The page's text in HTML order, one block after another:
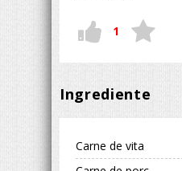
1
Ingrediente
Carne de vita